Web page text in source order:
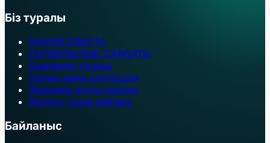
Біз туралы
ЖАРИЯ ОФЕРТА
ҚҰПИЯЛЫЛЫҚ САЯСАТЫ
Компания туралы
Төлем және қауіпсіздік
Жарнама алуға келісім
Жеткізу және қайтару
Байланыс